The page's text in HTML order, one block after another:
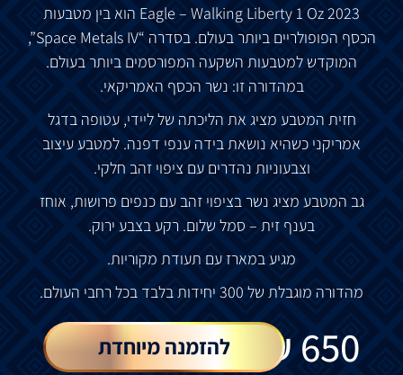
Eagle – Walking Liberty 1 Oz 2023 הואבין מטבעות
הכסף הפופולריים ביותרבעולם.בסדרה “Space Metals IV”,
המוקדש למטבעות השקעה המפורסמים ביותרבעולם.
במהדורה זו: נשר הכסף האמריקאי.
חזית המטבע מציג את הליכתה שלליידי,עטופה בדגל
אמריקני כשהיא נושאתבידה ענפי דפנה. למטבעעיצוב
וצבעוניות נהדרים עם ציפוי זהב חלקי.
גב המטבע מציג נשרבציפוי זהב עם כנפים פרושות, אוחז
בענף זית – סמל שלום. רקעבצבע ירוק.
מגיעבמארז עם תעודת מקוריות.
מהדורה מוגבלת של יחידותבלבד בכלרחבי העולם.
650
₪ להזמנה מיוחדת